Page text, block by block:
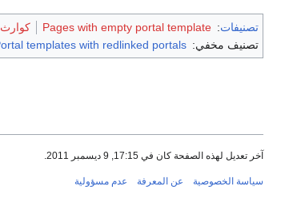
تصنيفات:
Pages with empty portal template
تصنيف مخفي: templates with redlinked portals
آخر تعديل لهذه الصفحة كان في 17:15, 9 ديسمبر 2011.
سياسة الخصوصية عن المعرفة عدم مسؤولية